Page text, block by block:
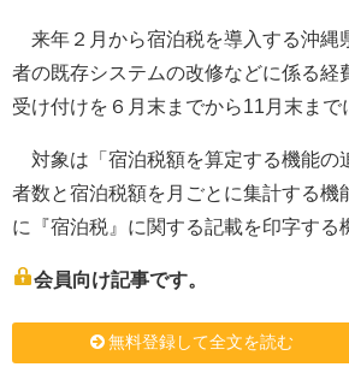
来年２月から宿泊税を導入する沖縄
者の既存システムの改修などに係る経
受け付けを６月末までから11月末まで
対象は「宿泊税額を算定する機能の
者数と宿泊税額を月ごとに集計する機
に『宿泊税』に関する記載を印字する
会員向け記事です。
無料登録して全文を読む